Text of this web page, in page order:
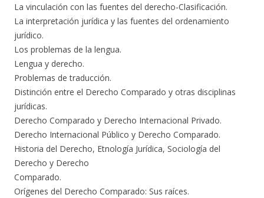
La vinculación con las fuentes del derecho-Clasificación.
La interpretación jurídica y las fuentes del ordenamiento
jurídico.
Los problemas de la lengua.
Lengua y derecho.
Problemas de traducción.
Distinción entre el Derecho Comparado y otras disciplinas
jurídicas.
Derecho Comparado y Derecho Internacional Privado.
Derecho Internacional Público y Derecho Comparado.
Historia del Derecho, Etnología Jurídica, Sociología del
Derecho y Derecho
Comparado.
Orígenes del Derecho Comparado: Sus raíces.